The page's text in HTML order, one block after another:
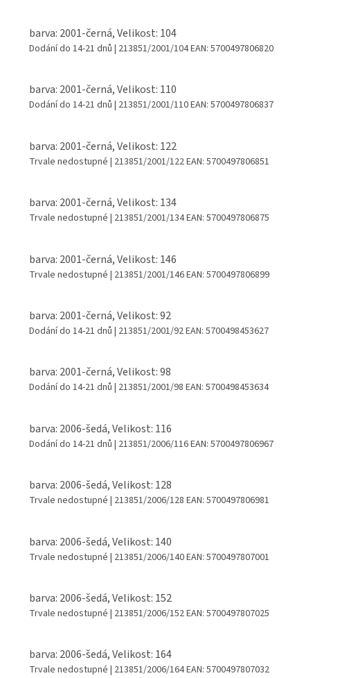
barva: 2001-černá, Velikost: 104
Dodání do 14-21 dnů | 213851/2001/104EAN: 5700497806820
barva: 2001-černá, Velikost: 110
Dodání do 14-21 dnů | 213851/2001/110EAN: 5700497806837
barva: 2001-černá, Velikost: 122
Trvale nedostupné | 213851/2001/122EAN: 5700497806851
barva: 2001-černá, Velikost: 134
Trvale nedostupné | 213851/2001/134EAN: 5700497806875
barva: 2001-černá, Velikost: 146
Trvale nedostupné | 213851/2001/146EAN: 5700497806899
barva: 2001-černá, Velikost: 92
Dodání do 14-21 dnů | 213851/2001/92EAN: 5700498453627
barva: 2001-černá, Velikost: 98
Dodání do 14-21 dnů | 213851/2001/98 EAN: 5700498453634
barva: 2006-šedá, Velikost: 116
Dodání do 14-21 dnů | 213851/2006/116EAN: 5700497806967
barva: 2006-šedá, Velikost: 128
Trvale nedostupné | 213851/2006/128 EAN: 5700497806981
barva: 2006-šedá, Velikost: 140
Trvale nedostupné | 213851/2006/140EAN: 5700497807001
barva: 2006-šedá, Velikost: 152
Trvale nedostupné | 213851/2006/152EAN: 5700497807025
barva: 2006-šedá, Velikost: 164
Trvale nedostupné | 213851/2006/164EAN: 5700497807032